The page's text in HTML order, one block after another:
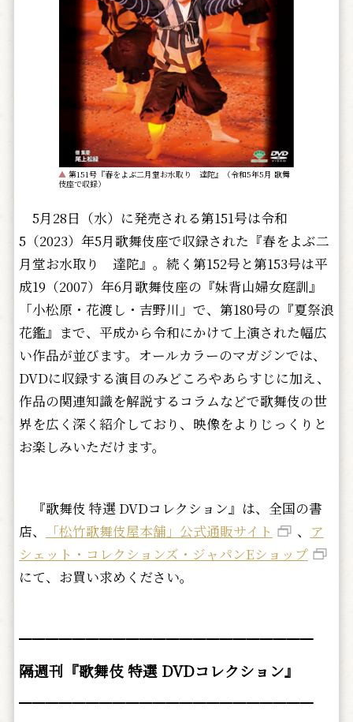
▲ 第151号『春をよぶ二月堂お水取り 達陀』（令和5年5月 歌舞
伎座で収録）
5月28日（水）に発売される第151号は令和
5（2023）年5月歌舞伎座で収録された『春をよぶ二
月堂お水取り 達陀』。続く第152号と第153号は平
成19（2007）年6月歌舞伎座の『妹背山婦女庭訓』
「小松原・花渡し・吉野川」で、第180号の『夏祭浪
花鑑』まで、平成から令和にかけて上演された幅広
い作品が並びます。オールカラーのマガジンでは、
DVDに収録する演目のみどころやあらすじに加え、
作品の関連知識を解説するコラムなどで歌舞伎の世
界を広く深く紹介しており、映像をよりじっくりと
お楽しみいただけます。
『歌舞伎 特選 DVDコレクション』は、全国の書
店、
「松竹歌舞伎屋本舗」公式通販サイト 、 ア
シェット・コレクションズ・ジャパンEショップ
にて、お買い求めください。
━━━━━━━━━━━━━━━━━━━━━━
隔週刊『歌舞伎特選 DVDコレクション』
━━━━━━━━━━━━━━━━━━━━━━